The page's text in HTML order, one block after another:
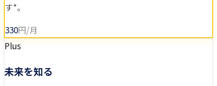
す*。
330円/月
Plus
未来を知る